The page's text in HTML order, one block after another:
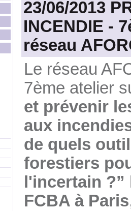
23/06/2013
INCENDIE -
réseau
Le réseau
7ème atelier
et prévenir
aux
de quels
forestiers
l'incertain ?”
FCBA à Paris